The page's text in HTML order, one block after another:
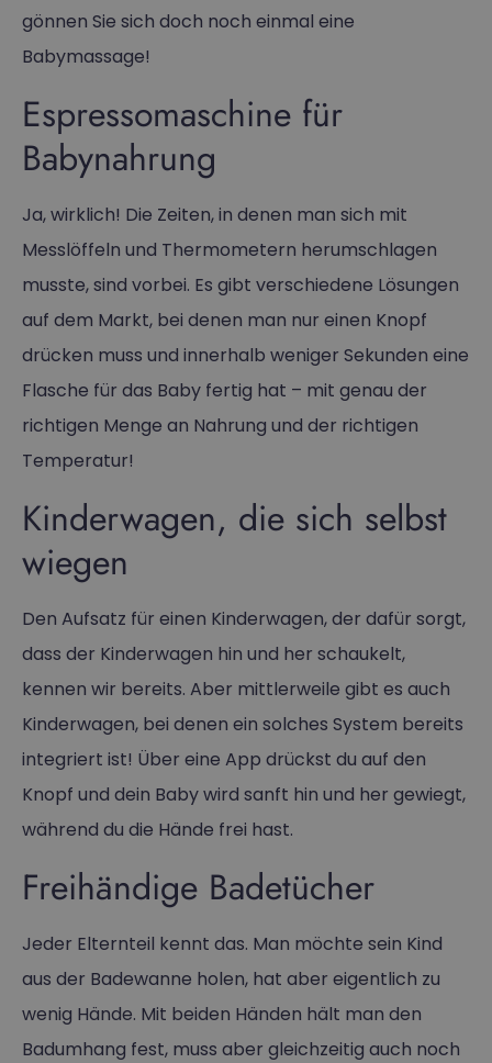
gönnen Sie sich doch noch einmal eine
Babymassage!
Espressomaschine für
Babynahrung
Ja, wirklich! Die Zeiten, in denen man sich mit
Messlöffeln und Thermometern herumschlagen
musste, sind vorbei. Es gibt verschiedene Lösungen
auf dem Markt, bei denen man nur einen Knopf
drücken muss und innerhalb weniger Sekunden eine
Flasche für das Baby fertig hat – mit genau der
richtigen Menge an Nahrung und der richtigen
Temperatur!
Kinderwagen, die sich selbst
wiegen
Den Aufsatz für einen Kinderwagen, der dafür sorgt,
dass der Kinderwagen hin und her schaukelt,
kennen wir bereits. Aber mittlerweile gibt es auch
Kinderwagen, bei denen ein solches System bereits
integriert ist! Über eine App drückst du auf den
Knopf und dein Baby wird sanft hin und her gewiegt,
während du die Hände frei hast.
Freihändige Badetücher
Jeder Elternteil kennt das. Man möchte sein Kind
aus der Badewanne holen, hat aber eigentlich zu
wenig Hände. Mit beiden Händen hält man den
Badumhang fest, muss aber gleichzeitig auch noch